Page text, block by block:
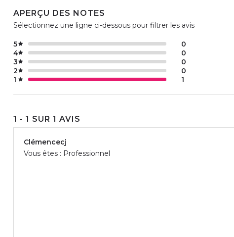
APERÇU DES NOTES
Sélectionnez une ligne ci-dessous pour filtrer les avis
1 1
2 0
3 0
4 0
5 0
1 - 1 SUR 1 AVIS
Clémencecj
Vous êtes : Professionnel